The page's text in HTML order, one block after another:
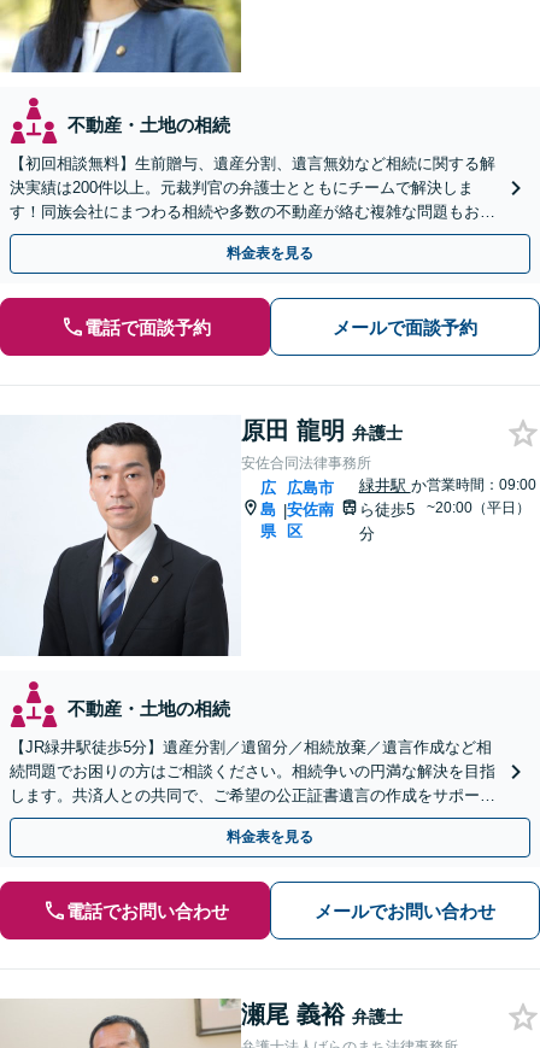
不動産・土地の相続
【初回相談無料】生前贈与、遺産分割、遺言無効など相続に関する解
決実績は200件以上。元裁判官の弁護士とともにチームで解決しま
す！同族会社にまつわる相続や多数の不動産が絡む複雑な問題もお任
せ【生前対策】相続トラブルを未然に防ぐアドバイスも可
料金表を見る
電話で面談予約 メールで面談予約
原田 龍明 弁護士
安佐合同法律事務所
広
島
県
|
広島市
安佐南
区
緑井駅 か
ら徒歩5
分
営業時間：09:00
~20:00（平日）
不動産・土地の相続
【JR緑井駅徒歩5分】遺産分割／遺留分／相続放棄／遺言作成など相
続問題でお困りの方はご相談ください。相続争いの円満な解決を目指
します。共済人との共同で、ご希望の公正証書遺言の作成をサポート
【完全個室】
料金表を見る
電話でお問い合わせ メールでお問い合わせ
瀬尾 義裕 弁護士